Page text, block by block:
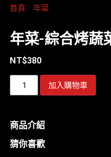
首頁 年菜
年菜-綜合烤蔬
NT$380
加入購物車
商品介紹
猜你喜歡